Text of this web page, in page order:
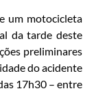
um motocicleta
da tarde deste
preliminares
do acidente
17h30 – entre